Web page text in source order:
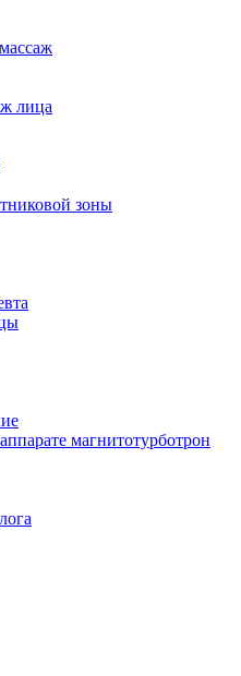
лица
зоны
магнитотурботрон